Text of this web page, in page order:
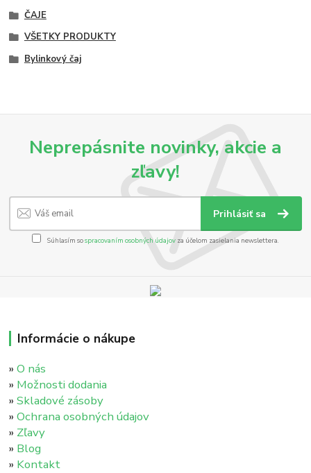
ČAJE
VŠETKY PRODUKTY
Bylinkový čaj
Neprepásnite novinky, akcie a
zľavy!
Prihlásiť sa
Súhlasím sospracovaním osobných údajov za účelom zasielania newslettera.
Informácie o nákupe
»O nás
» Možnosti dodania
»Skladové zásoby
»Ochrana osobných údajov
» Zľavy
» Blog
» Kontakt